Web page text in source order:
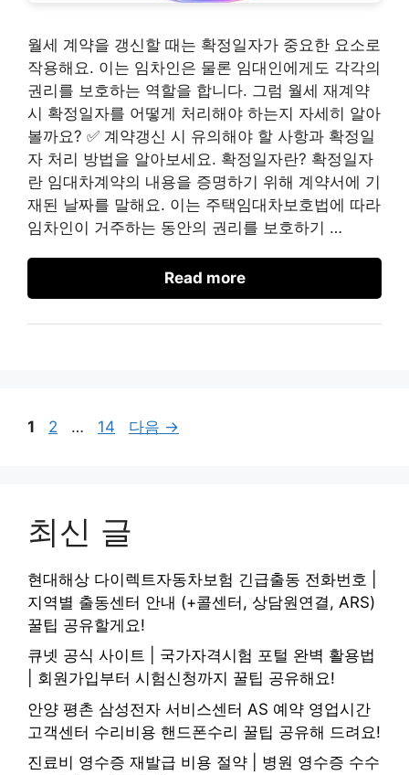
월세 계약을 갱신할 때는 확정일자가 중요한 요소로
작용해요. 이는 임차인은 물론 임대인에게도 각각의
권리를 보호하는 역할을 합니다. 그럼 월세 재계약
시 확정일자를 어떻게 처리해야 하는지 자세히 알아
볼까요? ✅ 계약갱신 시 유의해야 할 사항과 확정일
자 처리 방법을 알아보세요. 확정일자란? 확정일자
란 임대차계약의 내용을 증명하기 위해 계약서에 기
재된 날짜를 말해요. 이는 주택임대차보호법에 따라
임차인이 거주하는 동안의 권리를 보호하기 …
Read more
페
1
페
2 …
페
14 다음 →
최신 글
현대해상 다이렉트자동차보험 긴급출동 전화번호 |
지역별 출동센터 안내 (+콜센터, 상담원연결, ARS)
꿀팁 공유할게요!
큐넷 공식 사이트 | 국가자격시험 포털 완벽 활용법
| 회원가입부터 시험신청까지 꿀팁 공유해요!
안양 평촌 삼성전자 서비스센터 AS 예약 영업시간
고객센터 수리비용 핸드폰수리 꿀팁 공유해 드려요!
진료비 영수증 재발급 비용 절약 | 병원 영수증 수수